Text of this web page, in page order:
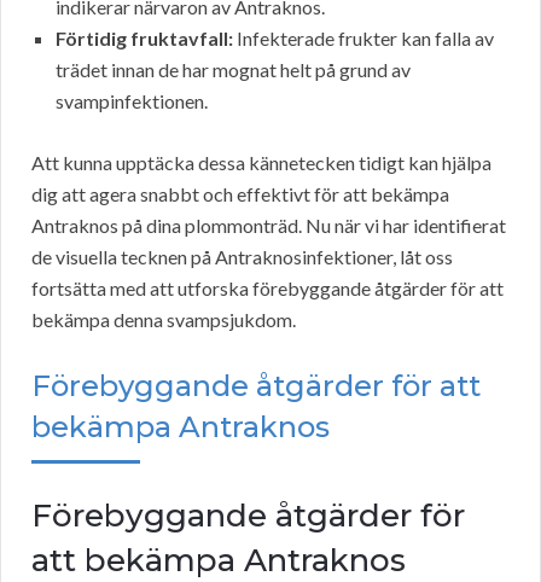
indikerar närvaron av Antraknos.
Förtidig fruktavfall: Infekterade frukter kan falla av
trädet innan de har mognat helt på grund av
svampinfektionen.
Att kunna upptäcka dessa kännetecken tidigt kan hjälpa
dig att agera snabbt och effektivt för att bekämpa
Antraknos på dina plommonträd. Nu när vi har identifierat
de visuella tecknen på Antraknosinfektioner, låt oss
fortsätta med att utforska förebyggande åtgärder för att
bekämpa denna svampsjukdom.
Förebyggande åtgärder för att
bekämpa Antraknos
Förebyggande åtgärder för
att bekämpa Antraknos